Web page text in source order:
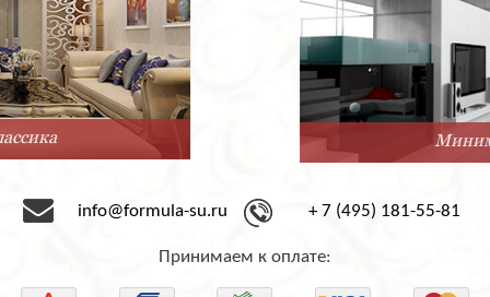
info@formula-su.ru + 7 (495) 181-55-81
Принимаем к оплате: